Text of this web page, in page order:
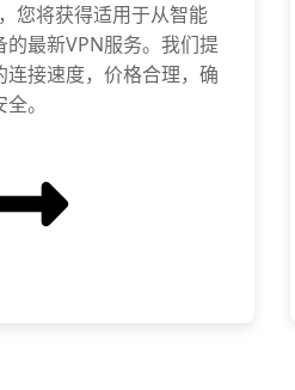
您将获得适用于从智能
最新VPN服务。我们提
接速度，价格合理，确
。